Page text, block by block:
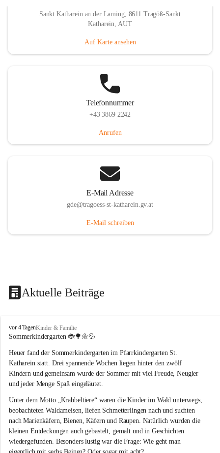
Sankt Katharein an der Laming, 8611 Tragöß-Sankt
Katharein, AUT
Auf Karte ansehen
Telefonnummer
+43 3869 2242
Anrufen
E-Mail Adresse
gde@tragoess-st-katharein.gv.at
E-Mail schreiben
Aktuelle Beiträge
T
r
g
ö
ß
-
t
.
a
t
h
vor 4 TagenKinder & Familie
Sommerkindergarten 🐞🌳🌼💦
Heuer fand der Sommerkindergarten im Pfarrkindergarten St.
Katharein statt. Drei spannende Wochen liegen hinter den zwölf
Kindern und gemeinsam wurde der Sommer mit viel Freude, Neugier
und jeder Menge Spaß eingeläutet.
Unter dem Motto „Krabbeltiere“ waren die Kinder im Wald unterwegs,
beobachteten Waldameisen, liefen Schmetterlingen nach und suchten
nach Marienkäfern, Bienen, Käfern und Raupen. Natürlich wurden die
kleinen Entdeckungen auch gebastelt, gemalt und in Geschichten
wiedergefunden. Besonders lustig war die Frage: Wie geht man